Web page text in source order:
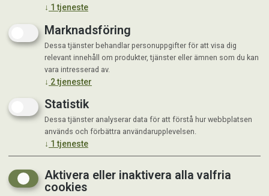
↓ 1 tjeneste
Marknadsföring
Dessa tjänster behandlar personuppgifter för att visa dig
relevant innehåll om produkter, tjänster eller ämnen som du kan
vara intresserad av.
↓ 2tjenester
Statistik
Dessa tjänster analyserar data för att förstå hur webbplatsen
används och förbättra användarupplevelsen.
↓ 1 tjeneste
Aktivera eller inaktivera alla valfria
cookies